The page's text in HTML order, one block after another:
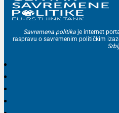
Savremena politika je internet
raspravu o savremenim političkim